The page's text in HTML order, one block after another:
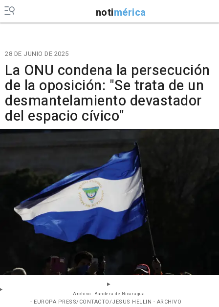
notimérica
28 DE JUNIO DE 2025
La ONU condena la persecución
de la oposición: "Se trata de un
desmantelamiento devastador
del espacio cívico"
Archivo - Bandera de Nicaragua.
- EUROPA PRESS/CONTACTO/JESUS HELLIN - ARCHIVO